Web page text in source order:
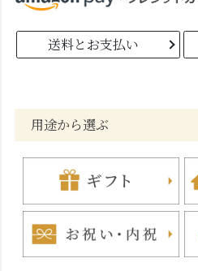
送料とお支払い
用途から選ぶ